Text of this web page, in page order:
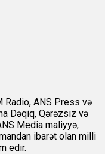
Radio, ANS Press və
Dəqiq, Qərəzsiz və
Media maliyyə,
ibarət olan milli
edir.